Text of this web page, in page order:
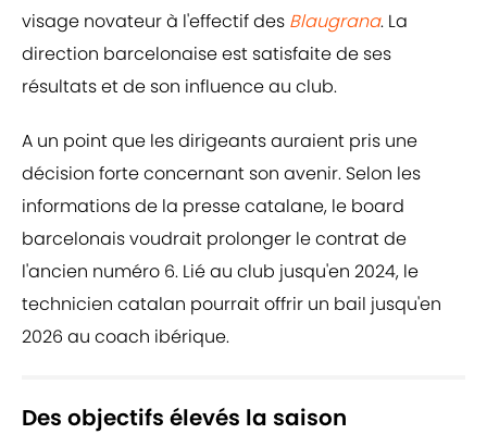
visage novateur à l'effectif des Blaugrana. La
direction barcelonaise est satisfaite de ses
résultats et de son influence au club.
A un point que les dirigeants auraient pris une
décision forte concernant son avenir. Selon les
informations de la presse catalane, le board
barcelonais voudrait prolonger le contrat de
l'ancien numéro 6. Lié au club jusqu'en 2024, le
technicien catalan pourrait offrir un bail jusqu'en
2026 au coach ibérique.
Des objectifs élevés la saison